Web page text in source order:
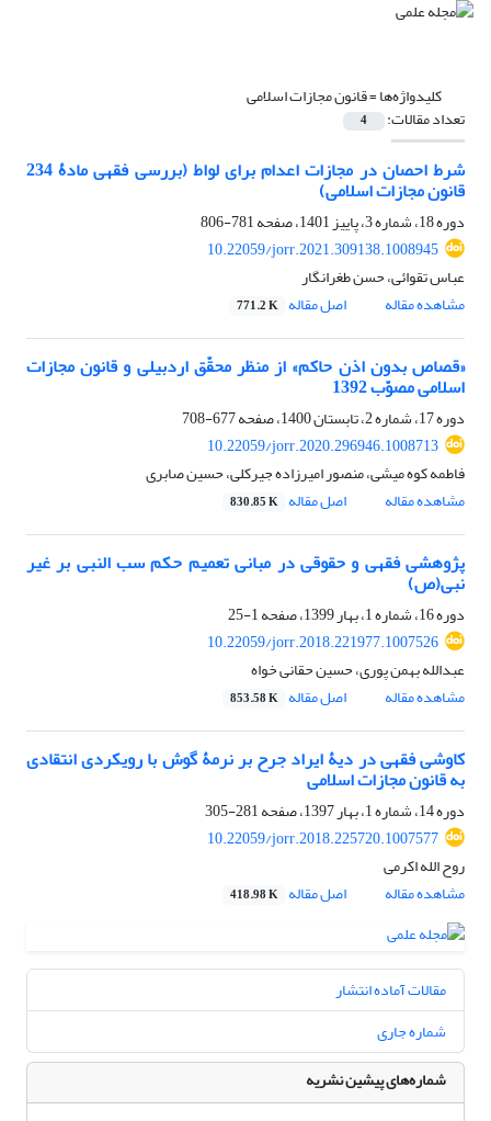
کلیدواژه‌ها =قانون مجازات اسلامی
تعداد مقالات: 4
شرط احصان در مجازات اعدام برای لواط (بررسی فقهی مادۀ 234
قانون مجازات اسلامی)
دوره 18، شماره 3، پاییز 1401، صفحه
781-806
10.22059/jorr.2021.309138.1008945
عباس تقوائی، حسن طغرانگار
مشاهده مقاله
اصل مقاله 771.2 K
«قصاص بدون اذن حاکم» از منظر محقّق اردبیلی و قانون مجازات
اسلامی مصوّب 1392
دوره 17، شماره 2، تابستان 1400، صفحه
677-708
10.22059/jorr.2020.296946.1008713
فاطمه کوه میشی، منصور امیرزاده جیرکلی، حسین صابری
مشاهده مقاله
اصل مقاله 830.85 K
پژوهشی فقهی و حقوقی در مبانی تعمیم حکم سب النبی بر غیر
نبی(ص)
دوره 16، شماره 1، بهار 1399، صفحه
1-25
10.22059/jorr.2018.221977.1007526
عبدالله بهمن پوری، حسین حقانی خواه
مشاهده مقاله
اصل مقاله 853.58 K
کاوشی فقهی در دیۀ ایراد جرح بر نرمۀ گوش با رویکردی انتقادی
به قانون مجازات اسلامی
دوره 14، شماره 1، بهار 1397، صفحه
281-305
10.22059/jorr.2018.225720.1007577
روح الله اکرمی
مشاهده مقاله
اصل مقاله 418.98 K
مقالات آماده انتشار
شماره جاری
شماره‌های پیشین نشریه